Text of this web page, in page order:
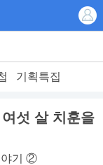
기획특집
섯 살 치훈을
야기 ②